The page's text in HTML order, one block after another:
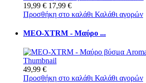
19,99 € 17,99 €
Προσθήκη στο καλάθι Καλάθι αγορών
MEO-XTRM - Μαύρο ...
49,99 €
Προσθήκη στο καλάθι Καλάθι αγορών